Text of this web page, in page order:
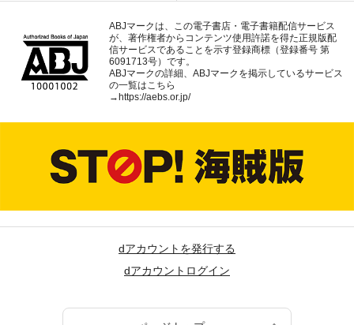
ABJマークは、この電子書店・電子書籍配信サービス
が、著作権者からコンテンツ使用許諾を得た正規版配
信サービスであることを示す登録商標（登録番号 第
6091713号）です。
ABJマークの詳細、ABJマークを掲示しているサービス
の一覧はこちら
→ https://aebs.or.jp/
dアカウントを発行する
dアカウントログイン